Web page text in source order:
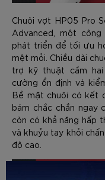
Chuôi vợt HP05 Pro
Advanced, một
phát triển để tối ưu
mệt mỏi. Chiều dài
trợ kỹ thuật cầm
cường ổn định và
Bề mặt chuôi có kết
bám chắc chắn ngay
còn có khả năng hấp
và khuỷu tay khỏi
độ cao.